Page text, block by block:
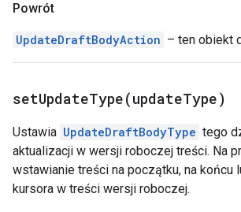
Powrót
UpdateDraftBodyAction – ten obiekt
setUpdateType(updateType)
Ustawia UpdateDraftBodyType tego
aktualizacji w wersji roboczej treści. Na
wstawianie treści na początku, na końcu
kursora w treści wersji roboczej.